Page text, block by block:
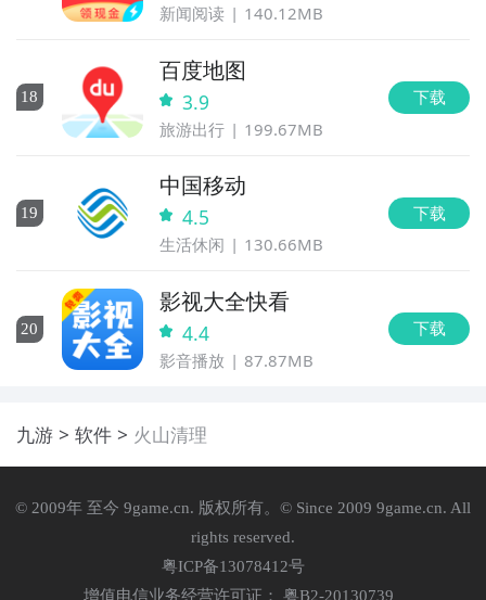
新闻阅读 140.12MB
18
百度地图
3.9
旅游出行 199.67MB
下载
19
中国移动
4.5
生活休闲 130.66MB
下载
20
影视大全快看
4.4
影音播放 87.87MB
下载
九游 软件 火山清理
© 2009年 至今 9game.cn. 版权所有。© Since 2009 9game.cn. All
rights reserved.
粤ICP备13078412号
增值电信业务经营许可证： 粤B2-20130739